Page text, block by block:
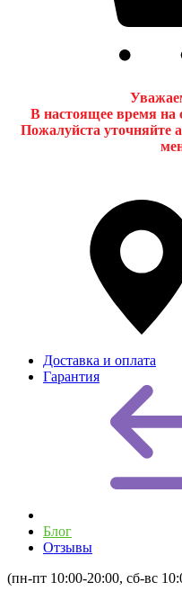
В настоящее время на
Пожалуйста уточняйте
Доставка и оплата
Гарантия
Блог
Отзывы
(пн-пт 10:00-20:00, сб-вс